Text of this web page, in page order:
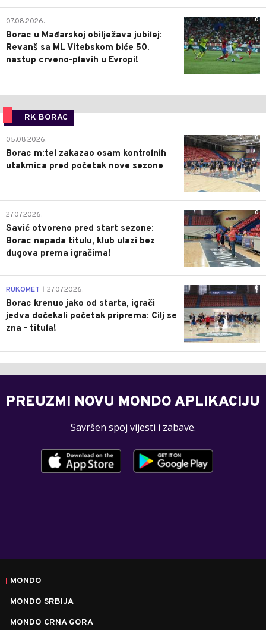
0
07.08.2026.
Borac u Mađarskoj obilježava jubilej:
Revanš sa ML Vitebskom biće 50.
nastup crveno-plavih u Evropi!
RK BORAC
0
05.08.2026.
Borac m:tel zakazao osam kontrolnih
utakmica pred početak nove sezone
0
27.07.2026.
Savić otvoreno pred start sezone:
Borac napada titulu, klub ulazi bez
dugova prema igračima!
0
RUKOMET 27.07.2026.
Borac krenuo jako od starta, igrači
jedva dočekali početak priprema: Cilj se
zna - titula!
PREUZMI NOVU MONDO APLIKACIJU
Savršen spoj vijesti i zabave.
MONDO
MONDO SRBIJA
MONDO CRNA GORA